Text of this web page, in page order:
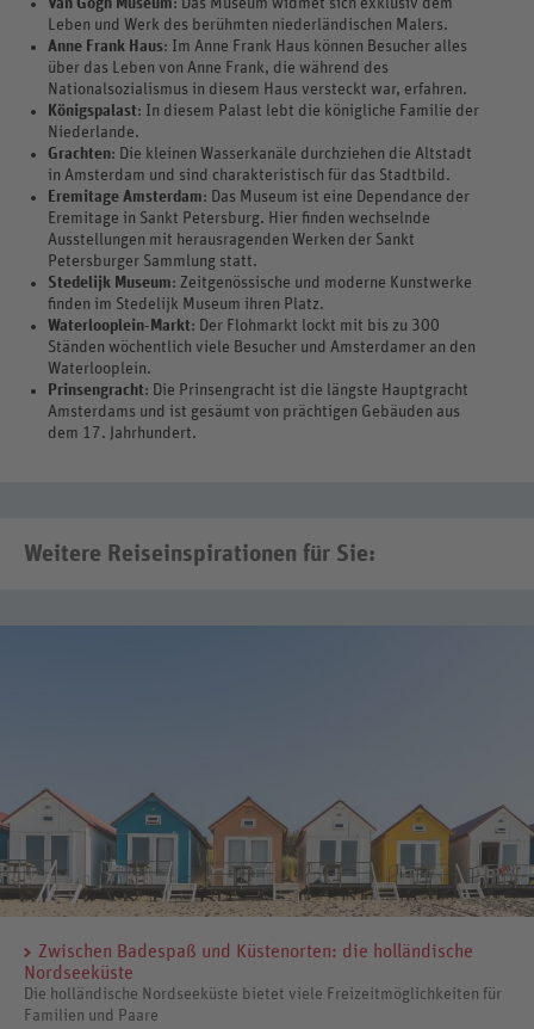
Leben und Werk des berühmten niederländischen Malers.
Anne Frank Haus: Im Anne Frank Haus können Besucher alles
über das Leben von Anne Frank, die während des
Nationalsozialismus in diesem Haus versteckt war, erfahren.
Königspalast: In diesem Palast lebt die königliche Familie der
Niederlande.
Grachten: Die kleinen Wasserkanäle durchziehen die Altstadt
in Amsterdam und sind charakteristisch für das Stadtbild.
Eremitage Amsterdam: Das Museum ist eine Dependance der
Eremitage in Sankt Petersburg. Hier finden wechselnde
Ausstellungen mit herausragenden Werken der Sankt
Petersburger Sammlung statt.
Stedelijk Museum: Zeitgenössische und moderne Kunstwerke
finden im Stedelijk Museum ihren Platz.
Waterlooplein-Markt: Der Flohmarkt lockt mit bis zu 300
Ständen wöchentlich viele Besucher und Amsterdamer an den
Waterlooplein.
Prinsengracht: Die Prinsengracht ist die längste Hauptgracht
Amsterdams und ist gesäumt von prächtigen Gebäuden aus
dem 17. Jahrhundert.
Weitere Reiseinspirationen für Sie:
Zwischen Badespaß und Küstenorten: die holländische
Nordseeküste
Die holländische Nordseeküste bietet viele Freizeitmöglichkeiten für
Familien und Paare